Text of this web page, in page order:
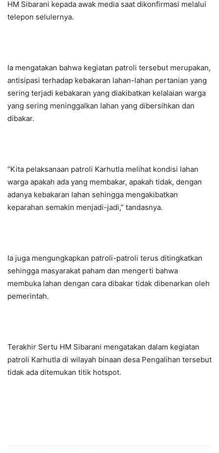
HM Sibarani kepada awak media saat dikonfirmasi melalui
telepon selulernya.
Ia mengatakan bahwa kegiatan patroli tersebut merupakan,
antisipasi terhadap kebakaran lahan-lahan pertanian yang
sering terjadi kebakaran yang diakibatkan kelalaian warga
yang sering meninggalkan lahan yang dibersihkan dan
dibakar.
“Kita pelaksanaan patroli Karhutla melihat kondisi lahan
warga apakah ada yang membakar, apakah tidak, dengan
adanya kebakaran lahan sehingga mengakibatkan
keparahan semakin menjadi-jadi,” tandasnya.
Ia juga mengungkapkan patroli-patroli terus ditingkatkan
sehingga masyarakat paham dan mengerti bahwa
membuka lahan dengan cara dibakar tidak dibenarkan oleh
pemerintah.
Terakhir Sertu HM Sibarani mengatakan dalam kegiatan
patroli Karhutla di wilayah binaan desa Pengalihan tersebut
tidak ada ditemukan titik hotspot.